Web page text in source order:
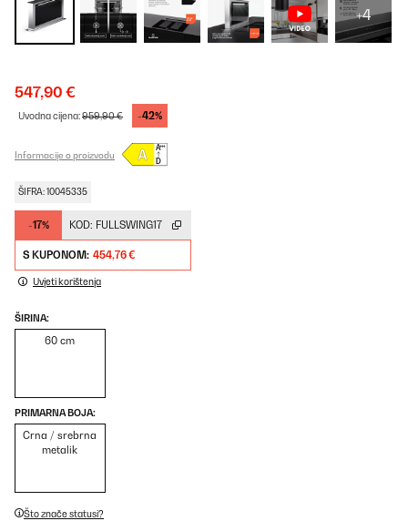
+4
547,90 €
Uvodna cijena:959,90 € -42%
Informacije o proizvodu
ŠIFRA: 10045335
-17% KOD: FULLSWING17
S KUPONOM: 454,76 €
Uvjeti korištenja
ŠIRINA:
60 cm
PRIMARNA BOJA:
Crna / srebrna
metalik
Što znače statusi?